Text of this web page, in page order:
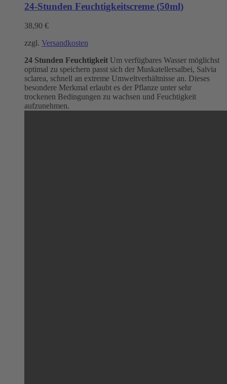
24-Stunden Feuchtigkeitscreme (50ml)
38,90 €
zzgl. Versandkosten
24 Stunden Feuchtigkeit Um verfügbares Wasser möglichst
optimal zu speichern passt sich der Muskatellersalbei, Salvia
sclarea, schnell an extreme Umweltverhältnisse an. Dieses
besondere Merkmal erlaubt es der Pflanze unter sehr
trockenen Bedingungen zu wachsen und Feuchtigkeit
aufzunehmen.